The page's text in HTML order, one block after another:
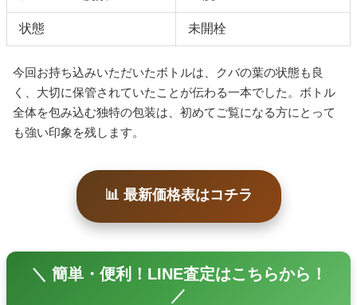
状態 未開栓
今回お持ち込みいただいたボトルは、クバの葉の状態も良
く、大切に保管されていたことが伝わる一本でした。ボトル
全体を包み込む独特の包装は、初めてご覧になる方にとって
も強い印象を残します。
📊 最新価格表はコチラ
＼ 簡単・便利！LINE査定はこちらから！
／